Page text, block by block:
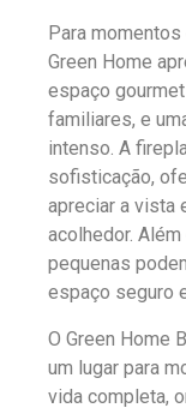
Para
Green Home
espaço
familiares, e
intenso. A
sofisticação,
apreciar a vista
acolhedor.
pequenas
espaço seguro
O Green Home
um lugar para
vida completa,